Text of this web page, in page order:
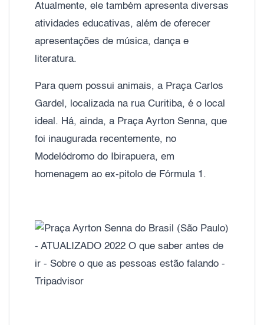
Atualmente, ele também apresenta diversas
atividades educativas, além de oferecer
apresentações de música, dança e
literatura.
Para quem possui animais, a Praça Carlos
Gardel, localizada na rua Curitiba, é o local
ideal. Há, ainda, a Praça Ayrton Senna, que
foi inaugurada recentemente, no
Modelódromo do Ibirapuera, em
homenagem ao ex-pitolo de Fórmula 1.